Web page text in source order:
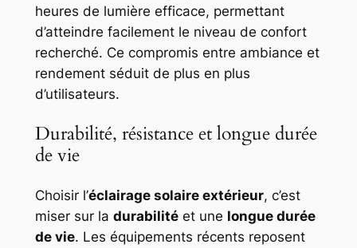
heures de lumière efficace, permettant
d’atteindre facilement le niveau de confort
recherché. Ce compromis entre ambiance et
rendement séduit de plus en plus
d’utilisateurs.
Durabilité, résistance et longue durée
de vie
Choisir l’éclairage solaire extérieur, c’est
miser sur la durabilitéet une longue durée
de vie. Les équipements récents reposent